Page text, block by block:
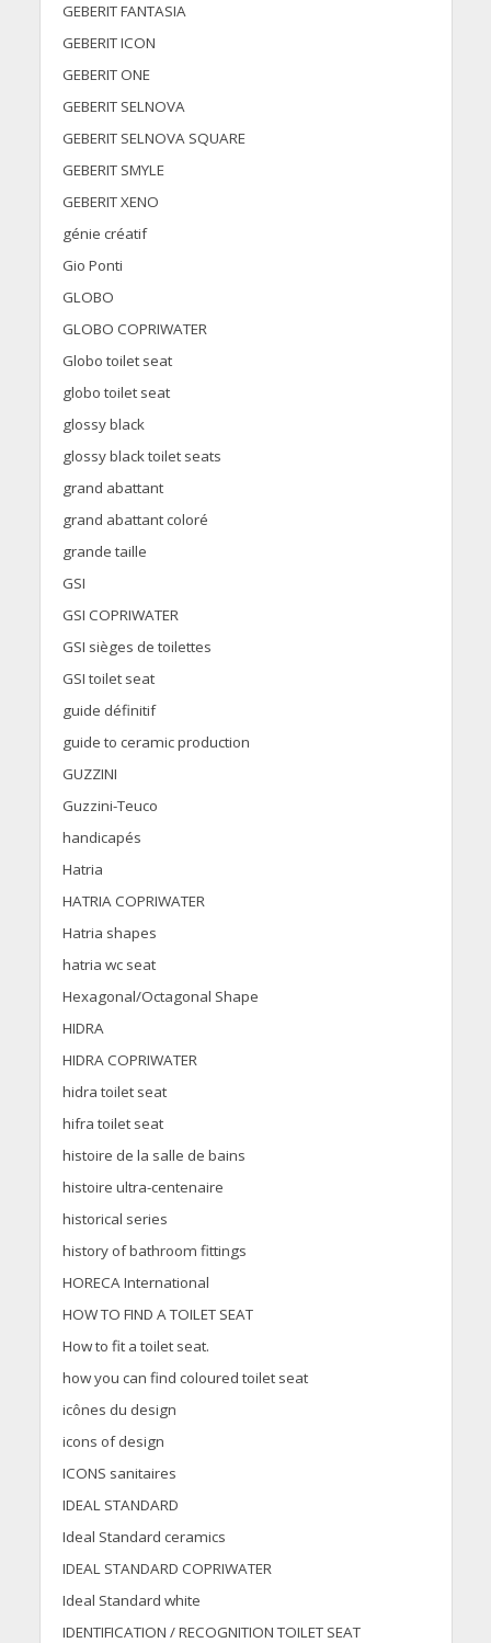
GEBERIT FANTASIA
GEBERIT ICON
GEBERIT ONE
GEBERIT SELNOVA
GEBERIT SELNOVA SQUARE
GEBERIT SMYLE
GEBERIT XENO
génie créatif
Gio Ponti
GLOBO
GLOBO COPRIWATER
Globo toilet seat
globo toilet seat
glossy black
glossy black toilet seats
grand abattant
grand abattant coloré
grande taille
GSI
GSI COPRIWATER
GSI sièges de toilettes
GSI toilet seat
guide définitif
guide to ceramic production
GUZZINI
Guzzini-Teuco
handicapés
Hatria
HATRIA COPRIWATER
Hatria shapes
hatria wc seat
Hexagonal/Octagonal Shape
HIDRA
HIDRA COPRIWATER
hidra toilet seat
hifra toilet seat
histoire de la salle de bains
histoire ultra-centenaire
historical series
history of bathroom fittings
HORECA International
HOW TO FIND A TOILET SEAT
How to fit a toilet seat.
how you can find coloured toilet seat
icônes du design
icons of design
ICONS sanitaires
IDEAL STANDARD
Ideal Standard ceramics
IDEAL STANDARD COPRIWATER
Ideal Standard white
IDENTIFICATION / RECOGNITION TOILET SEAT